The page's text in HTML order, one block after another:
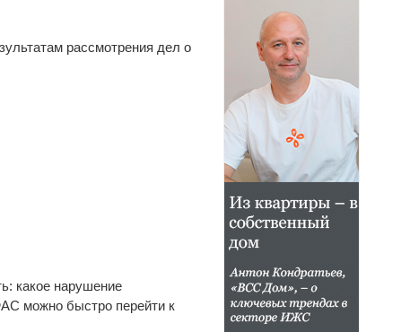
рассмотрения дел о
какое нарушение
можно быстро перейти к